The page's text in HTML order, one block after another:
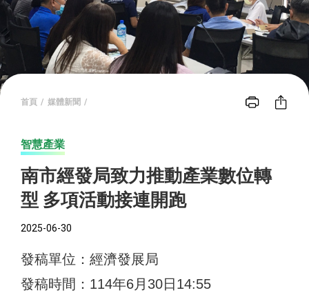
首頁 媒體新聞
智慧產業
南市經發局致力推動產業數位轉
型 多項活動接連開跑
2025-06-30
發稿單位：經濟發展局
發稿時間：114年6月30日14:55